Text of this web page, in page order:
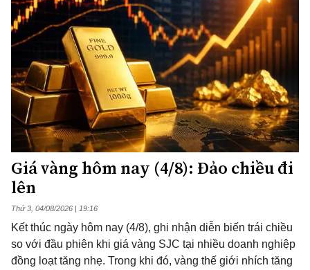
Giá vàng hôm nay (4/8): Đảo chiều đi
lên
Thứ 3, 04/08/2026 | 19:16
Kết thúc ngày hôm nay (4/8), ghi nhận diễn biến trái chiều
so với đầu phiên khi giá vàng SJC tại nhiều doanh nghiệp
đồng loạt tăng nhẹ. Trong khi đó, vàng thế giới nhích tăng